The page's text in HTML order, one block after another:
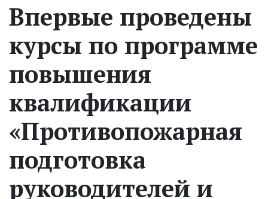
Впервые проведены
курсы по программе
повышения
квалификации
«Противопожарная
подготовка
руководителей и